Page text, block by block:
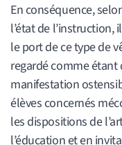
En conséquence,
l’état de l’instruction,
le port de ce type de
regardé comme
manifestation
élèves concernés
les dispositions de
l’éducation et en